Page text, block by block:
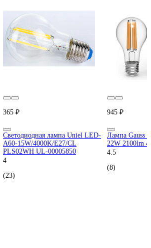
365 ₽
Светодиодная лампа Uniel LED-
A60-15W/4000K/E27/CL
PLS02WH UL-00005850
4
(23)
945 ₽
Лампа Gauss
22W 2100lm
4.5
(8)